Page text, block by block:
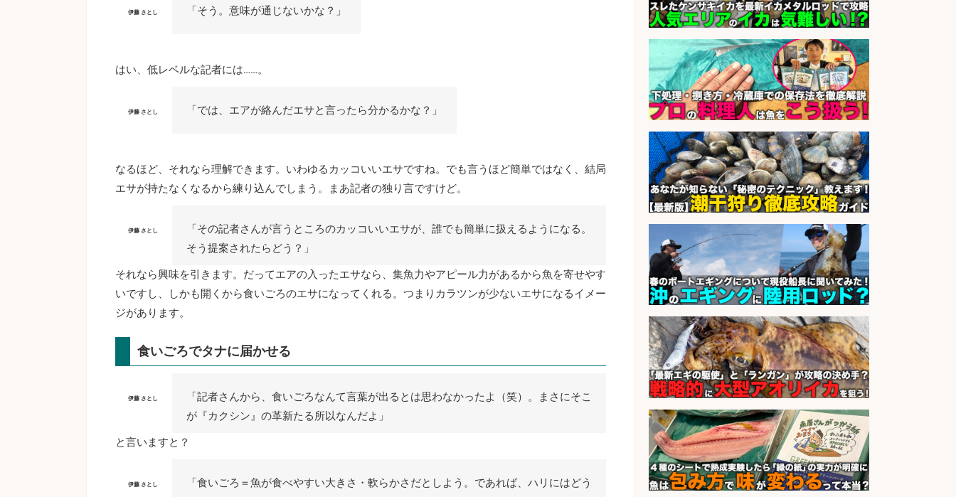
伊藤 さとし 「そう。意味が通じないかな？」
はい、低レベルな記者には……。
伊藤 さとし 「では、エアが絡んだエサと言ったら分かるかな？」
なるほど、それなら理解できます。いわゆるカッコいいエサですね。でも言うほど簡単ではなく、結局
エサが持たなくなるから練り込んでしまう。まあ記者の独り言ですけど。
伊藤 さとし
「その記者さんが言うところのカッコいいエサが、誰でも簡単に扱えるようになる。
そう提案されたらどう？」
それなら興味を引きます。だってエアの入ったエサなら、集魚力やアピール力があるから魚を寄せやす
いですし、しかも開くから食いごろのエサになってくれる。つまりカラツンが少ないエサになるイメー
ジがあります。
食いごろでタナに届かせる
伊藤 さとし
「記者さんから、食いごろなんて言葉が出るとは思わなかったよ（笑）。まさにそこ
が『カクシン』の革新たる所以なんだよ」
と言いますと？
伊藤 さとし
「食いごろ＝魚が食べやすい大きさ・軟らかさだとしよう。であれば、ハリにはどう
126日&入社祝金10万円/堺市堺区の
工場で自転車部品や釣り具の組立/
日払いOK・未経験歓迎/大阪府
会社名
パーソルファクトリーパートナ
ーズ株式会社
sponsored by 求人ボックス
さらに求人情報を見る